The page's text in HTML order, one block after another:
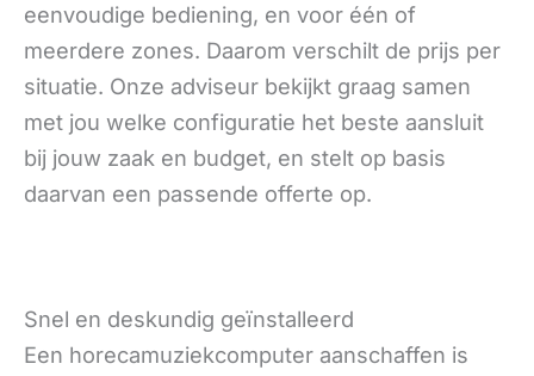
eenvoudige bediening, en voor één of
meerdere zones. Daarom verschilt de prijs per
situatie. Onze adviseur bekijkt graag samen
met jou welke configuratie het beste aansluit
bij jouw zaak en budget, en stelt op basis
daarvan een passende offerte op.
Snel en deskundig geïnstalleerd
Een horecamuziekcomputer aanschaffen is